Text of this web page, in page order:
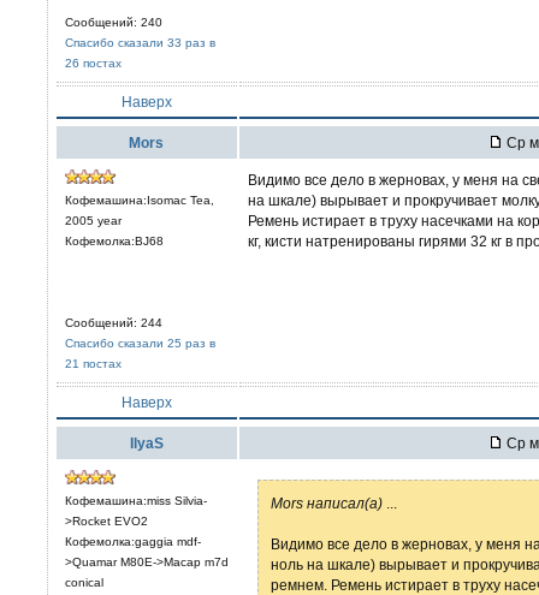
Сообщений: 240
Спасибо сказали 33 раз в
26 постах
Наверх
Mors Ср
Кофемашина:Isomac Tea,
2005 year
Кофемолка:BJ68
Сообщений: 244
Спасибо сказали 25 раз в
21 постах
Видимо все дело в жерновах, у меня на
на шкале) вырывает и прокручивает
Ремень истирает в труху насечками на
кг, кисти натренированы гирями 32 кг в
Наверх
IlyaS Ср
Кофемашина:miss Silvia-
>Rocket EVO2
Кофемолка:gaggia mdf-
>Quamar M80E->Macap m7d
conical
Mors написал(а)
Видимо все дело в жерновах, у меня
ноль на шкале) вырывает и
ремнем. Ремень истирает в труху